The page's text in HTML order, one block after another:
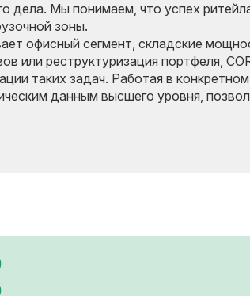
дела. Мы понимаем, что успех
зоны.
офисный сегмент, складские
или реструктуризация портфеля,
таких задач. Работая в
данным высшего уровня,